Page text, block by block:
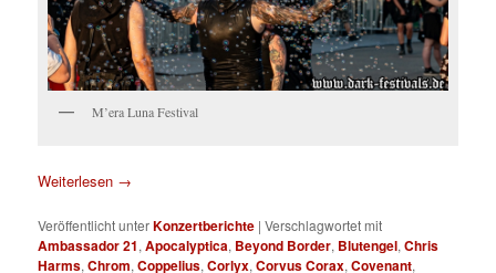
M’era Luna Festival
Weiterlesen →
Veröffentlicht unterKonzertberichte |Verschlagwortet mit
Ambassador 21,Apocalyptica, Beyond Border, Blutengel,Chris
Harms,Chrom,Coppelius,Corlyx,Corvus Corax,Covenant,